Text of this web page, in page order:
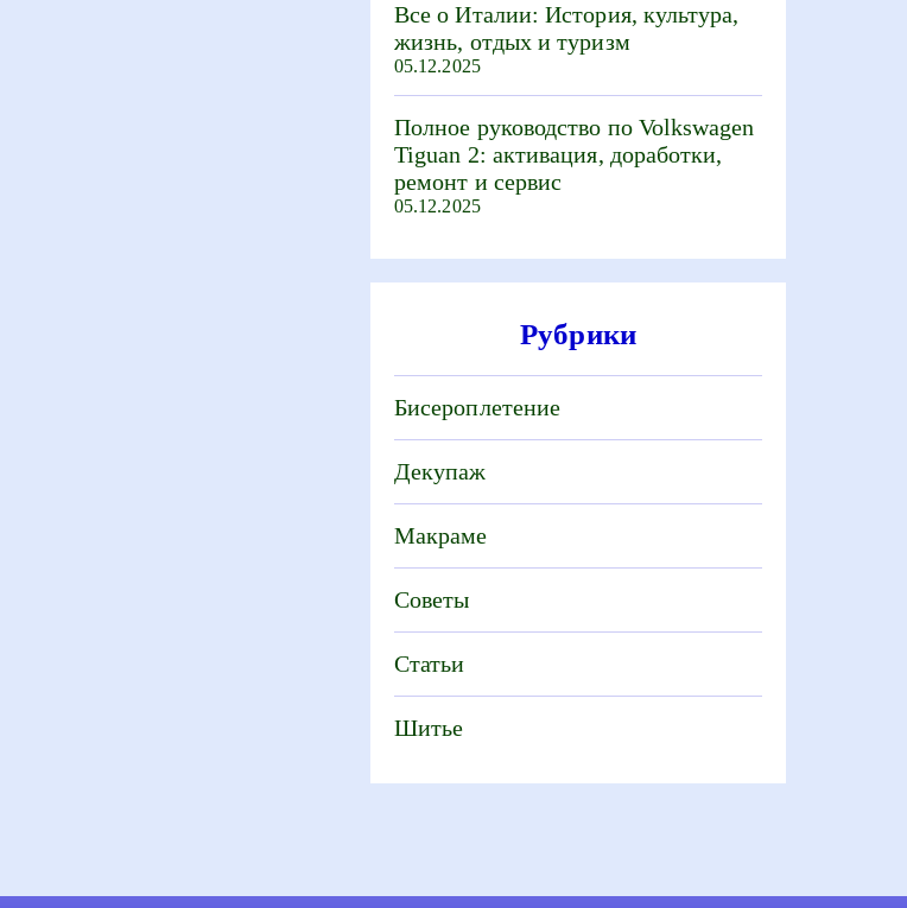
Все о Италии: История, культура,
жизнь, отдых и туризм
05.12.2025
Полное руководство по Volkswagen
Tiguan 2: активация, доработки,
ремонт и сервис
05.12.2025
Рубрики
Бисероплетение
Декупаж
Макраме
Советы
Статьи
Шитье